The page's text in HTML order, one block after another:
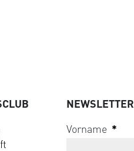
NEWSLETTER
Vorname *